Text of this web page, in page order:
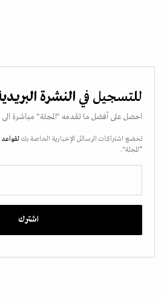
للتسجيل في النشرة
احصل على أفضل ما تقدمه "المجلة" مباشرة الى
تخضع اشتراكات الرسائل الإخبارية الخاصة بك
“المجلة".